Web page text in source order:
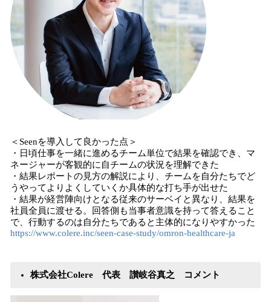
＜Seenを導入して良かった点＞
・日頃仕事を一緒に進めるチーム単位で結果を確認でき、マ
ネージャーが客観的に自チームの状況を理解できた
・結果レポートの見方の解説により、チームを自分たちでど
うやってよりよくしていくか具体的な打ち手が出せた
・結果が経営陣向けとなる従来のサーベイと異なり、結果を
社員全員に渡せる。回答側も当事者意識を持って答えること
で、行動するのは自分たちであると主体的になりやすかった
https://www.colere.inc/seen-case-study/omron-healthcare-ja
株式会社Colere 代表 讃岐谷真之 コメント